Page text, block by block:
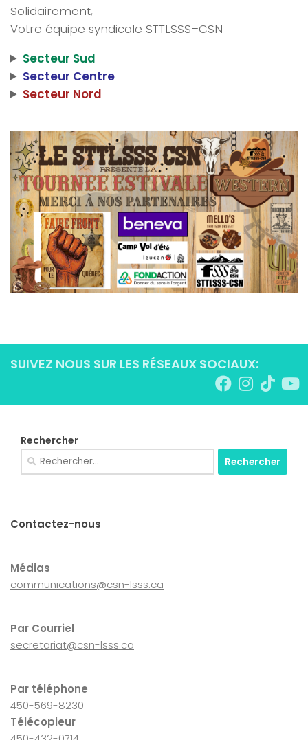
Solidairement,
Votre équipe syndicale STTLSSS–CSN
Secteur Sud
Secteur Centre
Secteur Nord
SUIVEZ NOUS SUR LES RÉSEAUX SOCIAUX:
Rechercher
Rechercher :
Contactez-nous
Médias
communications@csn-lsss.ca
Par Courriel
secretariat@csn-lsss.ca
Par téléphone
450-569-8230
Télécopieur